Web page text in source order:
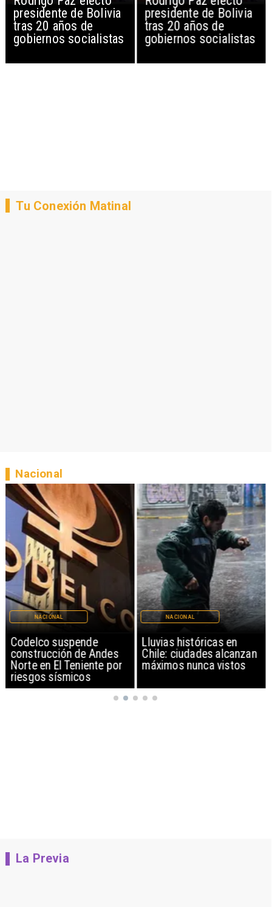
presidente de Bolivia
tras 20 años de
gobiernos socialistas
presidente de Bolivia
tras 20 años de
gobiernos socialistas
Tu Conexión Matinal
Codelco suspende
construcción de Andes
Norte en El Teniente por
riesgos sísmicos
NACIONAL
Lluvias históricas en
Chile: ciudades alcanzan
máximos nunca vistos
NACIONAL
Nacional
La Previa